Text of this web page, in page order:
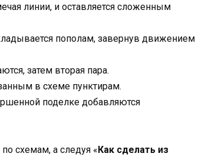
линии, и оставляется сложенным
пополам, завернув движением
затем вторая пара.
в схеме пунктирам.
поделке добавляются
схемам, а следуя «Как сделать из